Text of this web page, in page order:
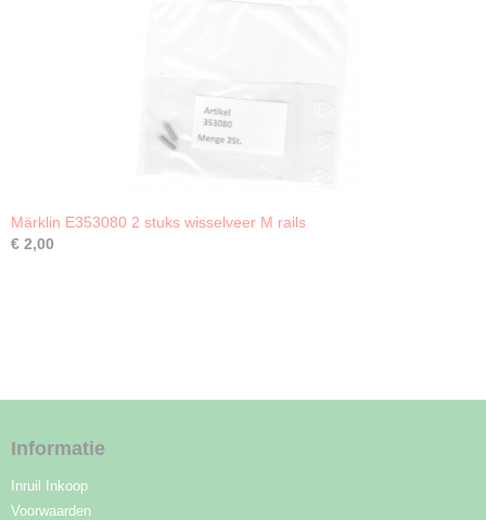
Märklin E353080 2 stuks wisselveer M rails
€ 2,00
Informatie
Inruil Inkoop
Voorwaarden